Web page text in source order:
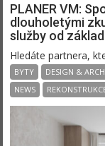
PLANER VM:
dlouholetými
služby od
Hledáte partnera,
BYTY DESIGN &
NEWS